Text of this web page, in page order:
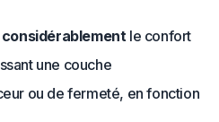
le confort
une couche
ou de fermeté, en fonction